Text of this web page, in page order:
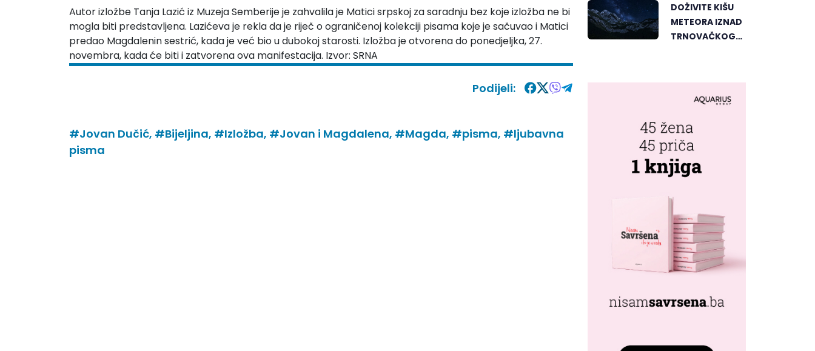
Autor izložbe Tanja Lazić iz Muzeja Semberije je zahvalila je Matici srpskoj za saradnju bez koje izložba ne bi
mogla biti predstavljena. Lazićeva je rekla da je riječ o ograničenoj kolekciji pisama koje je sačuvao i Matici
predao Magdalenin sestrić, kada je već bio u dubokoj starosti. Izložba je otvorena do ponedjeljka, 27.
novembra, kada će biti i zatvorena ova manifestacija. Izvor: SRNA
Podijeli:
#Jovan Dučić, #Bijeljina, #Izložba, #Jovan i Magdalena, #Magda, #pisma, #ljubavna
pisma
DOŽIVITE KIŠU
METEORA IZNAD
TRNOVAČKOG